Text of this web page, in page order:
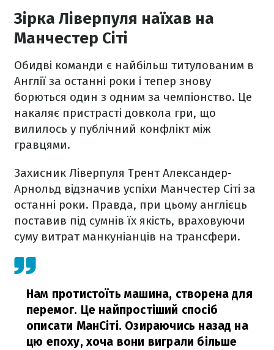
Зірка Ліверпуля наїхав на
Манчестер Сіті
Обидві команди є найбільш титулованим в
Англії за останні роки і тепер знову
борються один з одним за чемпіонство. Це
накаляє пристрасті довкола гри, що
вилилось у публічний конфлікт між
гравцями.
Захисник Ліверпуля Трент Александер-
Арнольд відзначив успіхи Манчестер Сіті за
останні роки. Правда, при цьому англієць
поставив під сумнів їх якість, враховуючи
суму витрат манкуніанців на трансфери.
Нам протистоїть машина, створена для
перемог. Це найпростіший спосіб
описати МанСіті. Озираючись назад на
цю епоху, хоча вони виграли більше